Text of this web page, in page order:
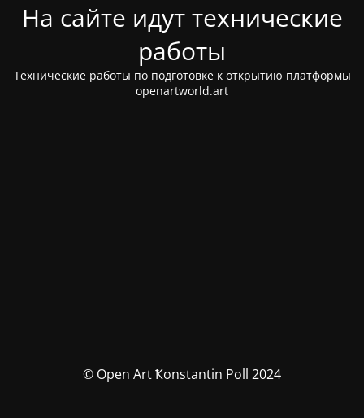
На сайте идут технические
работы
Технические работы по подготовке к открытию платформы
openartworld.art
© Open Art Ҟonstantin Poll 2024